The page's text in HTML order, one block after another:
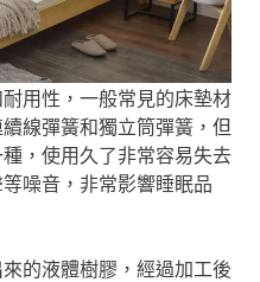
用性，一般常見的床墊材
線彈簧和獨立筒彈簧，但
，使用久了非常容易失去
噪音，非常影響睡眠品
的液體樹膠，經過加工後